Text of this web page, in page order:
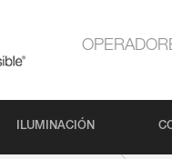
ILUMINACIÓN